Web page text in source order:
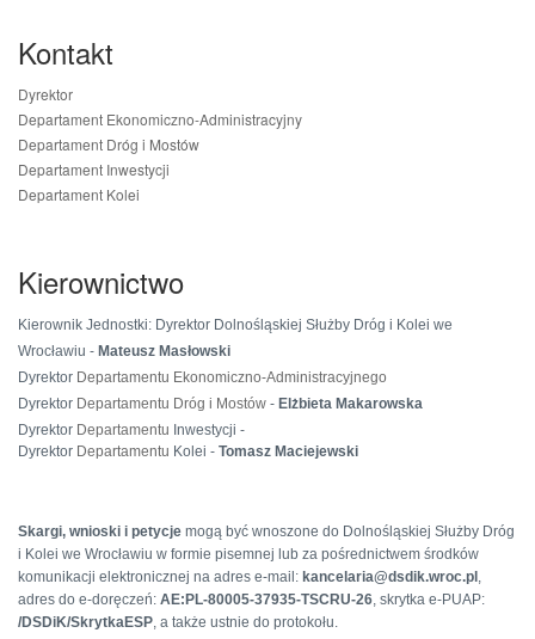
Kontakt
Dyrektor
Departament Ekonomiczno-Administracyjny
Departament Dróg i Mostów
Departament Inwestycji
Departament Kolei
Kierownictwo
Kierownik Jednostki: Dyrektor Dolnośląskiej Służby Dróg i Kolei we
Wrocławiu - Mateusz Masłowski
Dyrektor Departamentu Ekonomiczno-Administracyjnego
Dyrektor Departamentu Dróg i Mostów - Elżbieta Makarowska
Dyrektor Departamentu Inwestycji -
Dyrektor Departamentu Kolei - Tomasz Maciejewski
Skargi, wnioski i petycje mogą być wnoszone do Dolnośląskiej Służby Dróg
i Kolei we Wrocławiu w formie pisemnej lub za pośrednictwem środków
komunikacji elektronicznej na adres e-mail: kancelaria@dsdik.wroc.pl
adres do e-doręczeń: AE:PL-80005-37935-TSCRU-26 , skrytka e-PUAP:
/DSDiK/SkrytkaESP , a także ustnie do protokołu.